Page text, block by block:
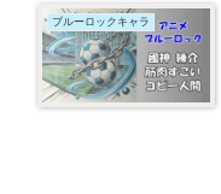
ブルーロックキャラ